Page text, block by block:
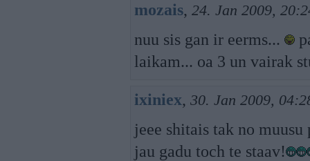
mozais, 24. Jan 2009,
nuu sis gan ir eerms...
laikam... oa 3 un vairak
ixiniex, 30. Jan 2009,
jeee shitais tak no
jau gadu toch te staav!